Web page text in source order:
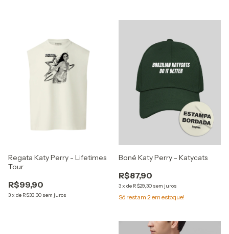
Regata Katy Perry - Lifetimes
Tour
R$99,90
3x de R$33,30 sem juros
Boné Katy Perry - Katycats
R$87,90
3x de R$29,30 sem juros
Só restam 2 em estoque!